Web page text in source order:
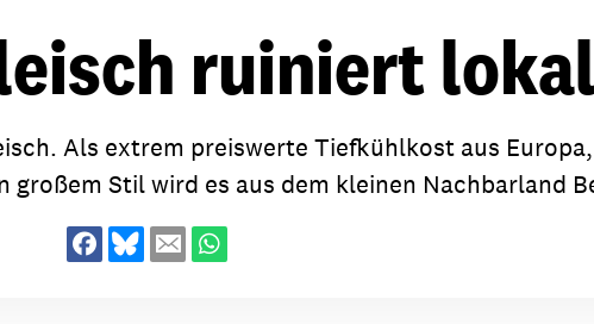
Armut
Frieden
Ehrenamt & Mitmachen
ruiniert
Als extrem preiswerte Tiefkühlkost aus
Stil wird es aus dem kleinen Nachbarland